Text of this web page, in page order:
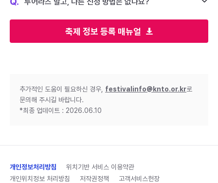
축제 정보 등록 매뉴얼
추가적인 도움이 필요하신 경우, festivalinfo@knto.or.kr로
문의해 주시길 바랍니다.
*최종 업데이트 : 2026.06.10
개인정보처리방침
위치기반 서비스 이용약관
개인위치정보 처리방침
저작권정책 고객서비스헌장